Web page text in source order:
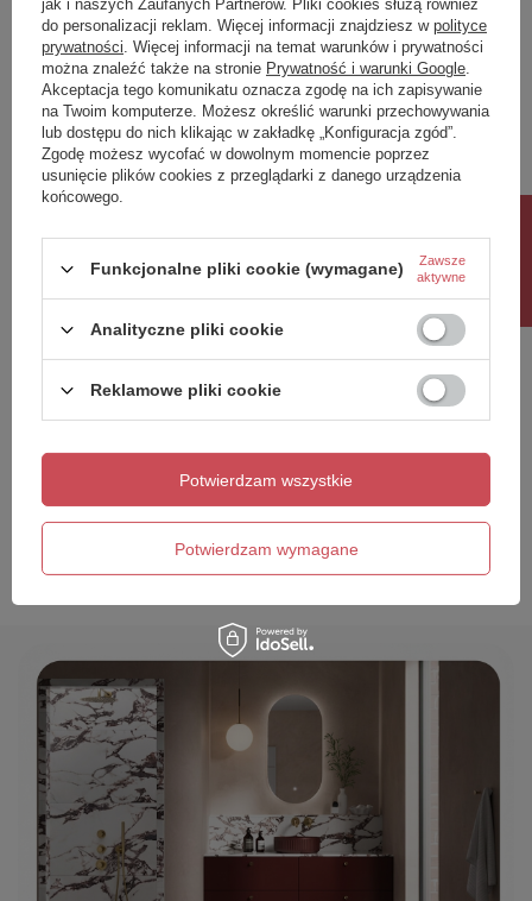
Twoja ocena:
5/5
Treść twojej opinii
Dodaj własne zdjęcie produktu:
Wyślij opinię
jak i naszych Zaufanych Partnerów. Pliki cookies służą również
do personalizacji reklam. Więcej informacji znajdziesz w polityce
prywatności . Więcej informacji na temat warunków i prywatności
można znaleźć także na stronie Prywatność i warunki Google
Akceptacja tego komunikatu oznacza zgodę na ich zapisywanie
na Twoim komputerze. Możesz określić warunki przechowywania
lub dostępu do nich klikając w zakładkę „Konfiguracja zgód”.
Zgodę możesz wycofać w dowolnym momencie poprzez
usunięcie plików cookies z przeglądarki z danego urządzenia
końcowego.
Funkcjonalne pliki cookie (wymagane)
Zawsze
aktywne
Analityczne pliki cookie
Reklamowe pliki cookie
Potwierdzam wymagane
Potwierdzam wszystkie